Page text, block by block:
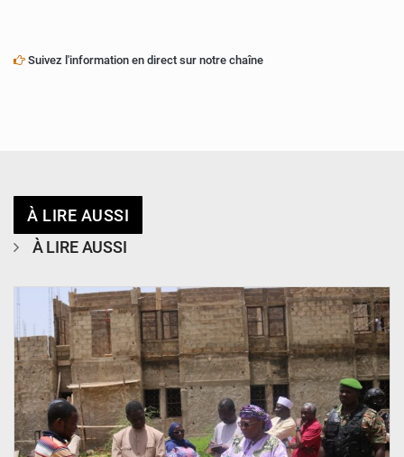
Suivez l'information en direct sur notre chaîne
À LIRE AUSSI
À LIRE AUSSI